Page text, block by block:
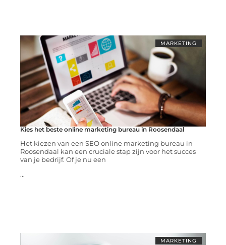
MARKETING
Kies het beste online marketing bureau in Roosendaal
Het kiezen van een SEO online marketing bureau in
Roosendaal kan een cruciale stap zijn voor het succes
van je bedrijf. Of je nu een
...
MARKETING